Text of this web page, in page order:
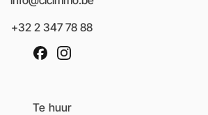
Te huur
+32 2 347 78 88